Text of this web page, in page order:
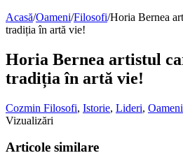
Acasă/Oameni/Filosofi/Horia Bernea
tradiția în artă vie!
Horia Bernea artistul
tradiția în artă vie!
Cozmin Filosofi, Istorie, Lideri, Oameni
Vizualizări
Articole similare